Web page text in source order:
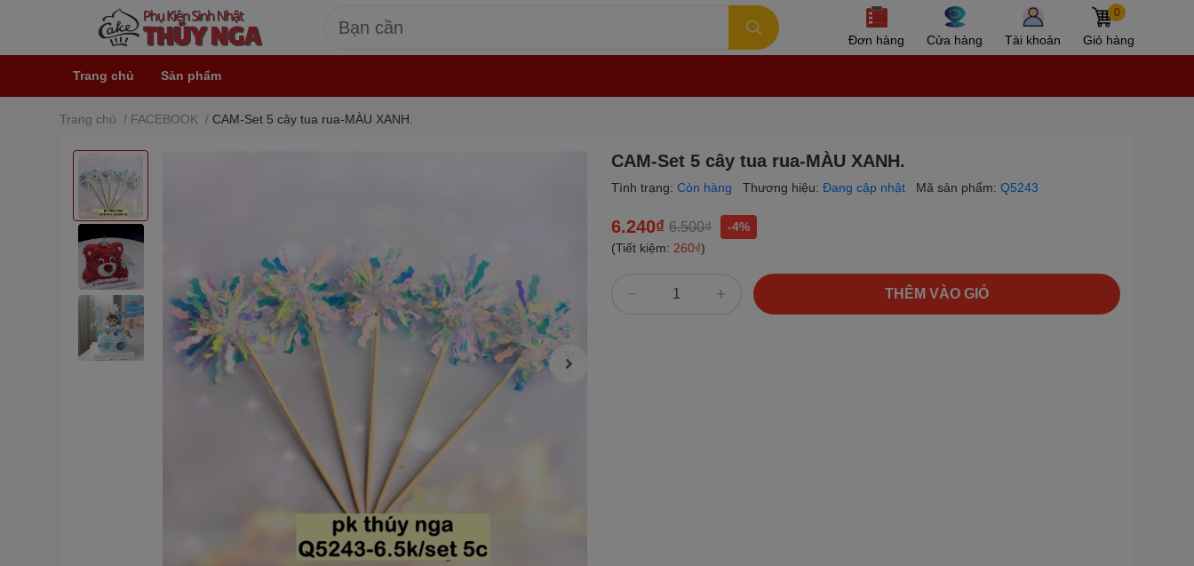
Đơn hàng Cửa hàng Tài khoản
0
Giỏ hàng
Trang chủ Sản phẩm
Trang chủ / FACEBOOK / CAM-Set 5 cây tua rua-MÀU XANH.
CAM-Set 5 cây tua rua-MÀU XANH.
Tình trạng: Còn hàng Thương hiệu: Đang cập nhật Mã sản phẩm: Q5243
6.240₫ 6.500₫
-4%
(Tiết kiệm: 260₫)
THÊM VÀO GIỎ